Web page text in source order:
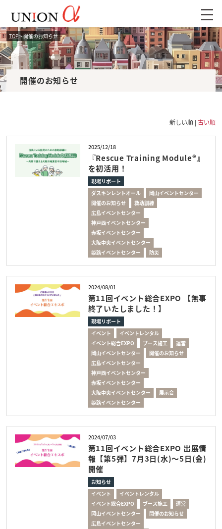
TOP> 開催のお知らせ
開催のお知らせ
新しい順 | 古い順
2025/12/18
『Rescue Training Module®︎』
を初活用！
現場リポート
ダスキンレントオール
岡山イベントセンター
開催のお知らせ
救助訓練
広島イベントセンター
神戸西イベントセンター
赤坂イベントセンター
大阪中央イベントセンター
姫路イベントセンター
防災
2024/08/01
第11回イベント総合EXPO 【無事
終了いたしました！】
現場リポート
イベント
イベントレンタル
イベント総合EXPO
ブース施工
運営
岡山イベントセンター
開催のお知らせ
広島イベントセンター
神戸西イベントセンター
赤坂イベントセンター
大阪中央イベントセンター
展示会
姫路イベントセンター
2024/07/03
第11回イベント総合EXPO 出展情
報【第5弾】7月3日(水)～5日(金)
開催
お知らせ
イベント
イベントレンタル
イベント総合EXPO
ブース施工
運営
岡山イベントセンター
開催のお知らせ
広島イベントセンター